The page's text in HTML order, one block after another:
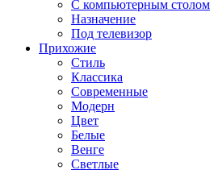
С компьютерным столом
Назначение
Под телевизор
Прихожие
Стиль
Классика
Современные
Модерн
Цвет
Белые
Венге
Светлые